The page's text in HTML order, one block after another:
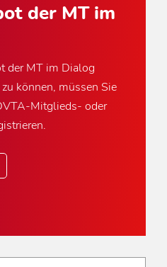
der MT im
der MT im Dialog
können, müssen Sie
Mitglieds- oder